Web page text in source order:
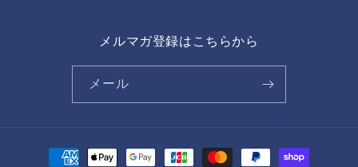
メルマガ登録はこちらから
メール